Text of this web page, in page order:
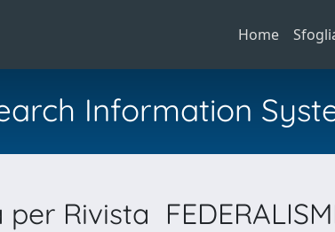
Home
Information
Rivista